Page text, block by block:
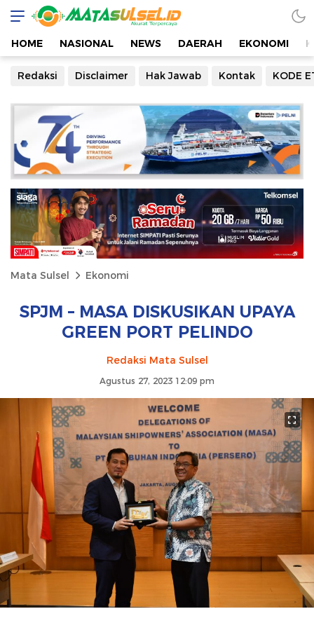
HOME NASIONAL NEWS DAERAH EKONOMI
Redaksi Disclaimer Hak Jawab Kontak KODE
Mata Sulsel Ekonomi
SPJM – MASA DISKUSIKAN UPAYA
GREEN PORT PELINDO
Redaksi Mata Sulsel
Agustus 27, 2023 12:09 pm